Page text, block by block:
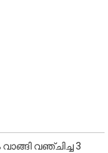
വഞ്ചിച്ച 3